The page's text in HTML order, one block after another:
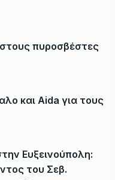
πυροσβέστες
και Aida για τους
Ευξεινούπολη:
του Σεβ.